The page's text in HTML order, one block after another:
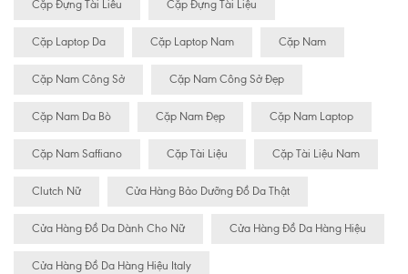
Cặp Đựng Tài Liêu Cặp Đựng Tài Liệu
Cặp Laptop Da Cặp Laptop Nam Cặp Nam
Cặp Nam Công Sở Cặp Nam Công Sở Đẹp
Cặp Nam Da Bò Cặp Nam Đẹp Cặp Nam Laptop
Cặp Nam Saffiano Cặp Tài Liệu Cặp Tài Liệu Nam
Clutch Nữ Cửa Hàng Bảo Dưỡng Đồ Da Thật
Cửa Hàng Đồ Da Dành Cho Nữ Cửa Hàng Đồ Da Hàng Hiệu
Cửa Hàng Đồ Da Hàng Hiệu Italy